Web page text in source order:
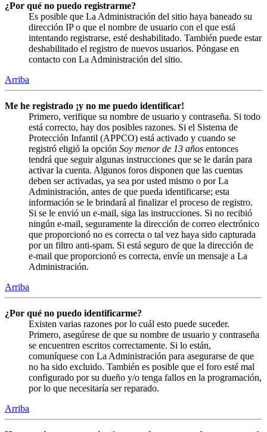
¿Por qué no puedo registrarme?
Es posible que La Administración del sitio haya baneado su
dirección IP o que el nombre de usuario con el que está
intentando registrarse, esté deshabilitado. También puede estar
deshabilitado el registro de nuevos usuarios. Póngase en
contacto con La Administración del sitio.
Arriba
Me he registrado ¡y no me puedo identificar!
Primero, verifique su nombre de usuario y contraseña. Si todo
está correcto, hay dos posibles razones. Si el Sistema de
Protección Infantil (APPCO) está activado y cuando se
registró eligió la opción Soy menor de 13 años entonces
tendrá que seguir algunas instrucciones que se le darán para
activar la cuenta. Algunos foros disponen que las cuentas
deben ser activadas, ya sea por usted mismo o por La
Administración, antes de que pueda identificarse; esta
información se le brindará al finalizar el proceso de registro.
Si se le envió un e-mail, siga las instrucciones. Si no recibió
ningún e-mail, seguramente la dirección de correo electrónico
que proporcionó no es correcta o tal vez haya sido capturada
por un filtro anti-spam. Si está seguro de que la dirección de
e-mail que proporcionó es correcta, envíe un mensaje a La
Administración.
Arriba
¿Por qué no puedo identificarme?
Existen varias razones por lo cuál esto puede suceder.
Primero, asegúrese de que su nombre de usuario y contraseña
se encuentren escritos correctamente. Si lo están,
comuníquese con La Administración para asegurarse de que
no ha sido excluido. También es posible que el foro esté mal
configurado por su dueño y/o tenga fallos en la programación,
por lo que necesitaría ser reparado.
Arriba